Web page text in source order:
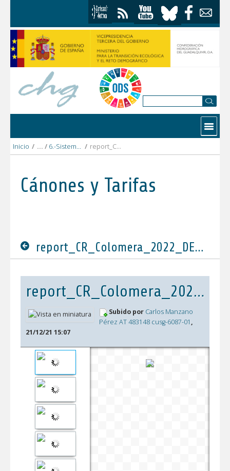
Contactar
Inicio / 6.-Sistema_Genil / report_CR_Colomera_2022_DEFINITIVO.pdf
Cánones y Tarifas
report_CR_Colomera_2022_DEFINITIVO.pdf
report_CR_Colomera_2022_DEFINITIVO.pdf
Subido por Carlos Manzano
Pérez AT 483148 cusg-6087-01 ,
21/12/21 15:07